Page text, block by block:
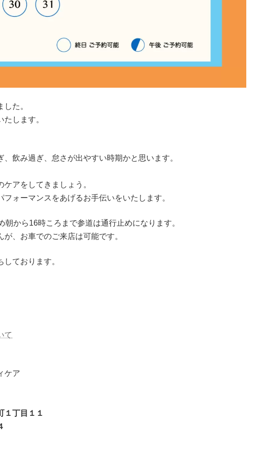
た。
します。
飲み過ぎ、怠さが出やすい時期かと思います。
アをしてきましょう。
ォーマンスをあげるお手伝いをいたします。
朝から16時ころまで参道は通行止めになります。
、お車でのご来店は可能です。
ております。
て
ケア
１丁目１１